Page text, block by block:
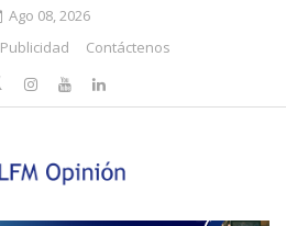
Ago 08, 2026
Publicidad Contáctenos